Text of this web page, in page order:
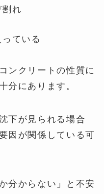
割れ
ている
ンクリートの性質に
分にあります。
下が見られる場合
因が関係している可
分からない」と不安